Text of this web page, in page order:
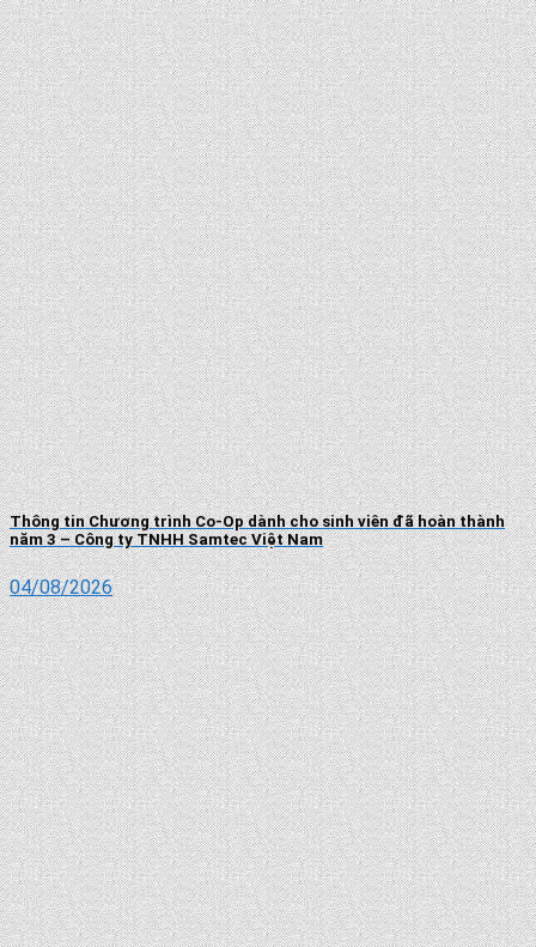
Thông tin Chương trình Co-Op dành cho sinh viên đã hoàn thành
năm 3 – Công ty TNHH Samtec Việt Nam
04/08/2026